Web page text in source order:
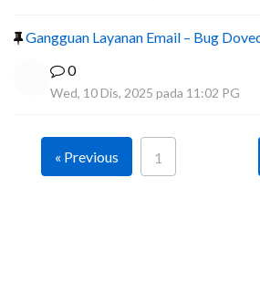
Gangguan Layanan Email – Bug
0
Wed, 10 Dis, 2025 pada 11:02 PG
« Previous 1